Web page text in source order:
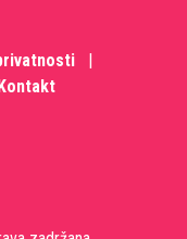
|